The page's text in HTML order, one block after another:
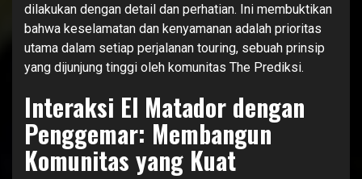
dilakukan dengan detail dan perhatian. Ini membuktikan
bahwa keselamatan dan kenyamanan adalah prioritas
utama dalam setiap perjalanan touring, sebuah prinsip
yang dijunjung tinggi oleh komunitas The Prediksi.
Interaksi El Matador dengan
Penggemar: Membangun
Komunitas yang Kuat